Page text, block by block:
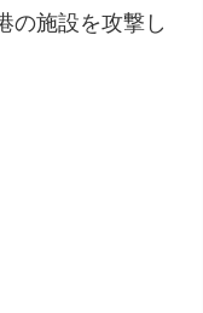
の施設を攻撃し